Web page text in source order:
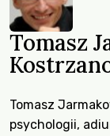
Tomasz
Tomasz
psychologii,